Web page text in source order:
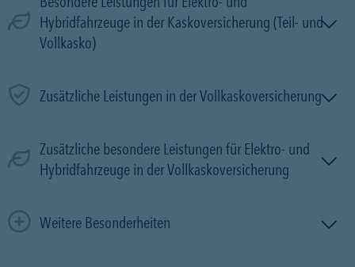
Hybridfahrzeuge in der Kaskoversicherung (Teil- und
Vollkasko)
Zusätzliche Leistungen in der Vollkaskoversicherung
Zusätzliche besondere Leistungen für Elektro- und
Hybridfahrzeuge in der Vollkaskoversicherung
Weitere Besonderheiten